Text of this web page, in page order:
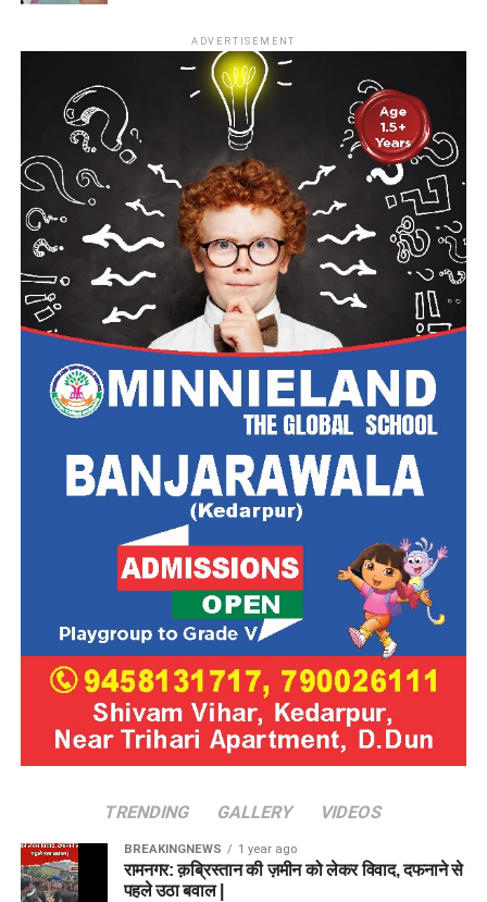
ADVERTISEMENT
TRENDING GALLERY VIDEOS
BREAKINGNEWS 1 year ago
रामनगर: क़ब्रिस्तान की ज़मीन को लेकर विवाद, दफनाने से
पहले उठा बवाल |